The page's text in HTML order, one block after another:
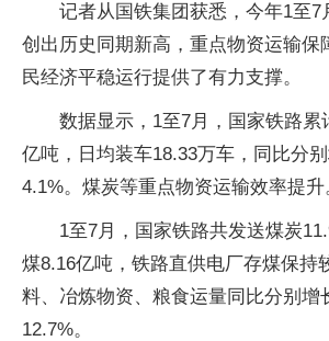
记者从国铁集团获悉，今年1至7
创出历史同期新高，重点物资运输保
民经济平稳运行提供了有力支撑。
数据显示，1至7月，国家铁路累
亿吨，日均装车18.33万车，同比分别
4.1%。煤炭等重点物资运输效率提升
1至7月，国家铁路共发送煤炭
煤8.16亿吨，铁路直供电厂存煤保持
料、冶炼物资、粮食运量同比分别增
12.7%。